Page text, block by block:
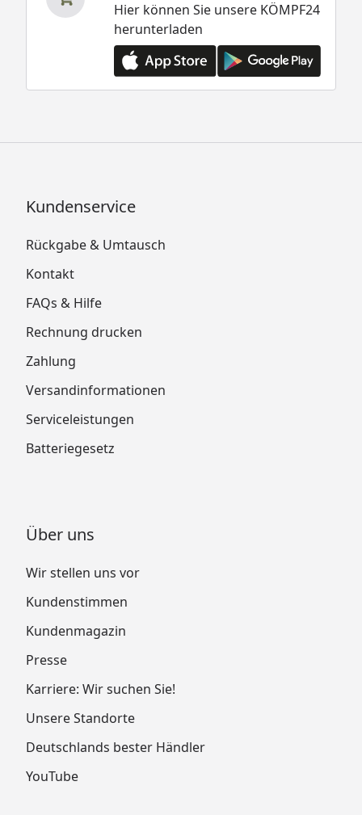
Hier können Sie unsere KÖMPF24
herunterladen
Kundenservice
Rückgabe & Umtausch
Kontakt
FAQs & Hilfe
Rechnung drucken
Zahlung
Versandinformationen
Serviceleistungen
Batteriegesetz
Über uns
Wir stellen uns vor
Kundenstimmen
Kundenmagazin
Presse
Karriere: Wir suchen Sie!
Unsere Standorte
Deutschlands bester Händler
YouTube